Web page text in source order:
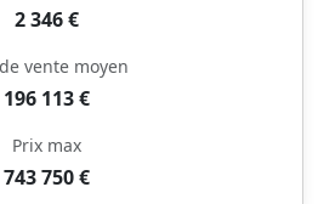
2 346 €
vente moyen
196 113 €
Prix max
743 750 €